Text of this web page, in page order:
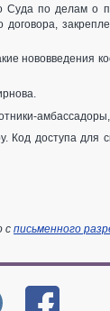
по делам о
договора,
нововведения
Код доступа для
с письменного